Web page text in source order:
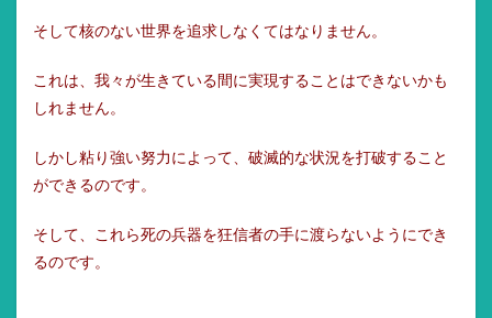
そして核のない世界を追求しなくてはなりません。
これは、我々が生きている間に実現することはできないかも
しれません。
しかし粘り強い努力によって、破滅的な状況を打破すること
ができるのです。
そして、これら死の兵器を狂信者の手に渡らないようにでき
るのです。